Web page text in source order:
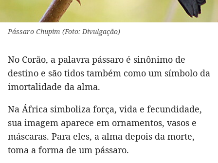
Pássaro Chupim (Foto: Divulgação)
No Corão, a palavra pássaro é sinônimo de
destino e são tidos também como um símbolo da
imortalidade da alma.
Na África simboliza força, vida e fecundidade,
sua imagem aparece em ornamentos, vasos e
máscaras. Para eles, a alma depois da morte,
toma a forma de um pássaro.